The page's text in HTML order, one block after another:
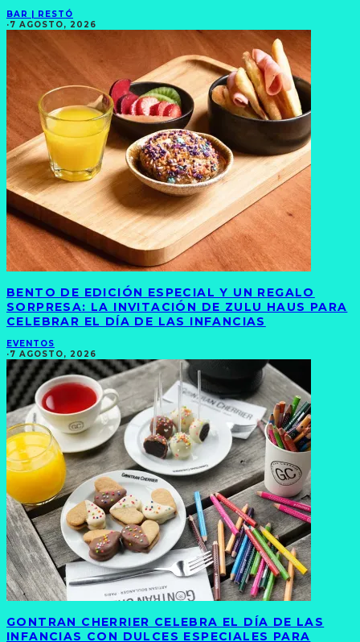
BAR | RESTÓ
·7 AGOSTO, 2026
BENTO DE EDICIÓN ESPECIAL Y UN REGALO
SORPRESA: LA INVITACIÓN DE ZULU HAUS PARA
CELEBRAR EL DÍA DE LAS INFANCIAS
EVENTOS
·7 AGOSTO, 2026
GONTRAN CHERRIER CELEBRA EL DÍA DE LAS
INFANCIAS CON DULCES ESPECIALES PARA